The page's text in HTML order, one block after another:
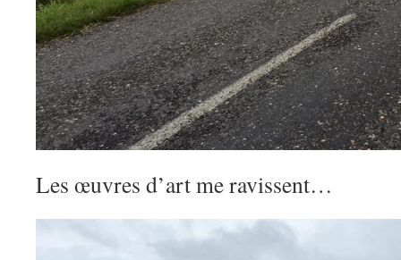
Les œuvres d’art me ravissent…